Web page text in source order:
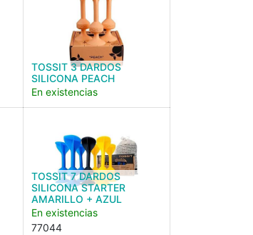
TOSSIT 3 DARDOS
SILICONA PEACH
En existencias
TOSSIT 7 DARDOS
SILICONA STARTER
AMARILLO + AZUL
En existencias
77044